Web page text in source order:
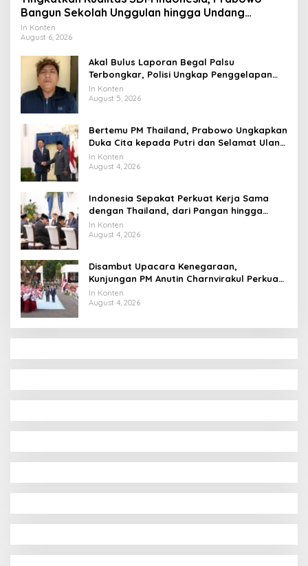
Bangun Sekolah Unggulan hingga Undang
Universitas Terbaik Dunia
In Konten
August 6, 2026
Akal Bulus Laporan Begal Palsu
Terbongkar, Polisi Ungkap Penggelapan
Uang Perusahaan untuk Crypto
In Konten
August 5, 2026
Bertemu PM Thailand, Prabowo Ungkapkan
Duka Cita kepada Putri dan Selamat Ulang
Tahun ke Raja Thailand
In Konten
August 4, 2026
Indonesia Sepakat Perkuat Kerja Sama
dengan Thailand, dari Pangan hingga
Ekonomi Digital
In Konten
August 4, 2026
Disambut Upacara Kenegaraan,
Kunjungan PM Anutin Charnvirakul Perkuat
Hubungan Indonesia-Thailand
In Konten
August 4, 2026